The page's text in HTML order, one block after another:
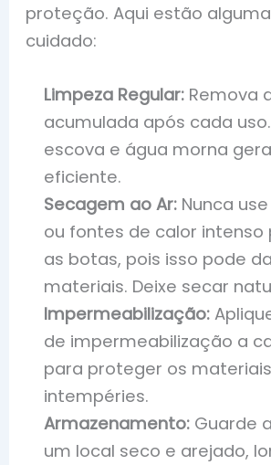
proteção. Aqui estão
cuidado:
Limpeza Regular: Remova
acumulada após cada
escova e água morna
eficiente.
Secagem ao Ar: Nunca
ou fontes de calor intenso
as botas, pois isso pode
materiais. Deixe secar
Impermeabilização:
de impermeabilização a
para proteger os
intempéries.
Armazenamento: Guarde
um local seco e arejado,